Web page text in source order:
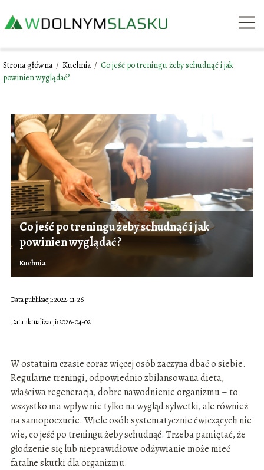
Strona główna / Kuchnia / Co jeść po treningu żeby schudnąć i jak
powinien wyglądać?
Co jeść po treningu żeby schudnąć i jak
powinien wyglądać?
Kuchnia
Data publikacji: 2022-11-26
Data aktualizacji: 2026-04-02
W ostatnim czasie coraz więcej osób zaczyna dbać o siebie.
Regularne treningi, odpowiednio zbilansowana dieta,
właściwa regeneracja, dobre nawodnienie organizmu – to
wszystko ma wpływ nie tylko na wygląd sylwetki, ale również
na samopoczucie. Wiele osób systematycznie ćwiczących nie
wie, co jeść po treningu żeby schudnąć. Trzeba pamiętać, że
głodzenie się lub nieprawidłowe odżywianie może mieć
fatalne skutki dla organizmu.